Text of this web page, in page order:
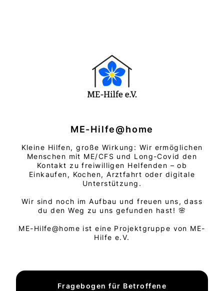
ME-Hilfe@home
Kleine Hilfen, große Wirkung: Wir ermöglichen
Menschen mit ME/CFS und Long-Covid den
Kontakt zu freiwilligen Helfenden – ob
Einkaufen, Kochen, Arztfahrt oder digitale
Unterstützung.
Wir sind noch im Aufbau und freuen uns, dass
du den Weg zu uns gefunden hast! 🌸
ME-Hilfe@home ist eine Projektgruppe von ME-
Hilfe e.V.
Fragebogen für Betroffene